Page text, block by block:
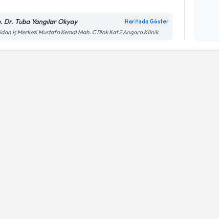
Dr. Tuba Yangılar Okyay Haritada Göster
İş Merkezi Mustafa Kemal Mah. C Blok Kat 2 Angora Klinik